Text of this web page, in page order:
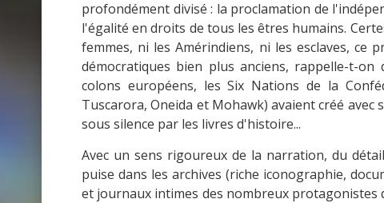
profondément divisé : la proclamation de
l'égalité en droits de tous les êtres humains.
femmes, ni les Amérindiens, ni les esclaves, ce
démocratiques bien plus anciens, rappelle-t-on
colons européens, les Six Nations de la
Tuscarora, Oneida et Mohawk) avaient créé
sous silence par les livres d'histoire...
Avec un sens rigoureux de la narration, du
puise dans les archives (riche iconographie,
et journaux intimes des nombreux protagonistes